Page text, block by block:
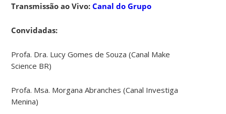
Transmissão ao Vivo: Canal do Grupo
Convidadas:
Profa. Dra. Lucy Gomes de Souza (Canal Make
Science BR)
Profa. Msa. Morgana Abranches (Canal Investiga
Menina)